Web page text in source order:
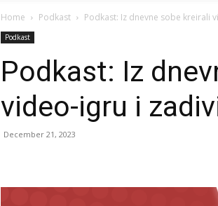
Home Podkast Podkast: Iz dnevne sobe kreirali
Podkast
Podkast: Iz
video-igru i
December 21, 2023